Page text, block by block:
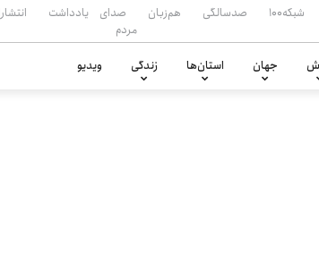
شبکه۱۰۰ صدسالگی هم‌زبان
صدای
مردم
یادداشت
جهان استان‌ها زندگی ویدیو